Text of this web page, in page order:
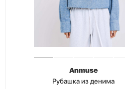
Anmuse
Рубашка из денима